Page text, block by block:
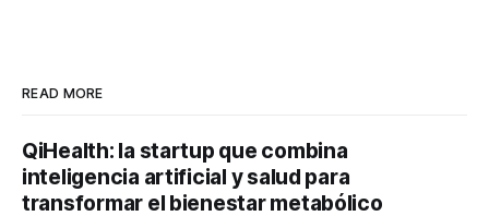
READ MORE
QiHealth: la startup que combina
inteligencia artificial y salud para
transformar el bienestar metabólico